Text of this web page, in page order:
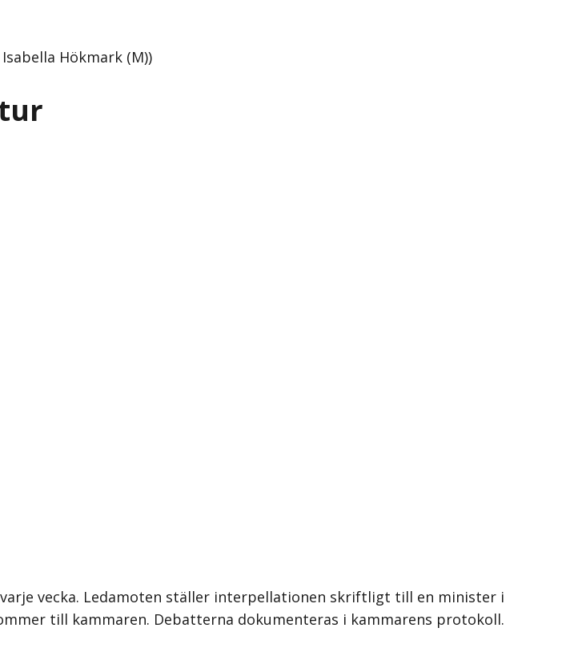
Hökmark (M))
vecka. Ledamoten ställer interpellationen skriftligt till en minister i
till kammaren. Debatterna dokumenteras i kammarens protokoll.